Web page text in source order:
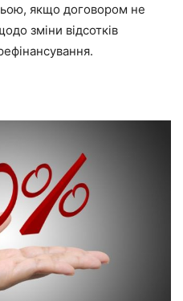
якщо договором не
зміни відсотків